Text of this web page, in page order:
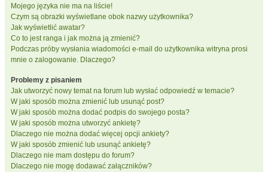
Mojego języka nie ma na liście!
Czym są obrazki wyświetlane obok nazwy użytkownika?
Jak wyświetlić awatar?
Co to jest ranga i jak można ją zmienić?
Podczas próby wysłania wiadomości e-mail do użytkownika witryna prosi
mnie o zalogowanie. Dlaczego?
Problemy z pisaniem
Jak utworzyć nowy temat na forum lub wysłać odpowiedź w temacie?
W jaki sposób można zmienić lub usunąć post?
W jaki sposób można dodać podpis do swojego posta?
W jaki sposób można utworzyć ankietę?
Dlaczego nie można dodać więcej opcji ankiety?
W jaki sposób zmienić lub usunąć ankietę?
Dlaczego nie mam dostępu do forum?
Dlaczego nie mogę dodawać załączników?